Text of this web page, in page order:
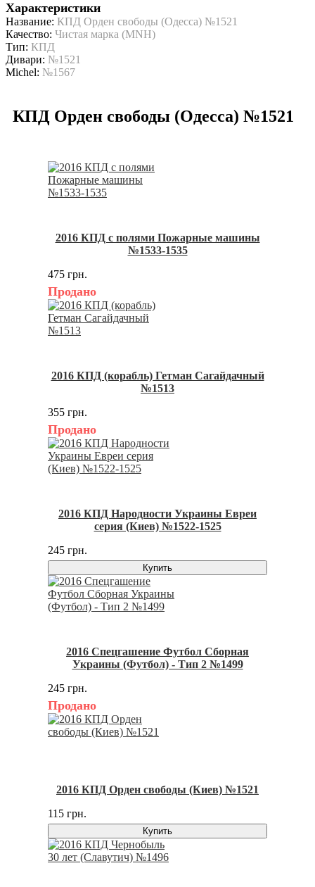
Характеристики
Название: КПД Орден свободы (Одесса) №1521
Качество: Чистая марка (MNH)
Тип: КПД
Дивари: №1521
Michel: №1567
КПД Орден свободы (Одесса) №1521
2016 КПД с полями Пожарные машины
№1533-1535
475 грн.
Продано
2016 КПД (корабль) Гетман Сагайдачный
№1513
355 грн.
Продано
2016 КПД Народности Украины Евреи
серия (Киев) №1522-1525
245 грн.
Купить
2016 Спецгашение Футбол Сборная
Украины (Футбол) - Тип 2 №1499
245 грн.
Продано
2016 КПД Орден свободы (Киев) №1521
115 грн.
Купить